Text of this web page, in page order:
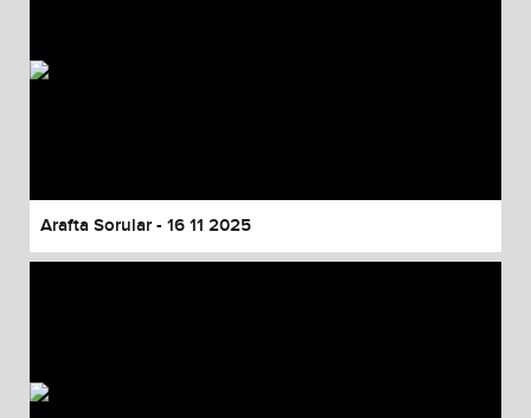
Arafta Sorular - 16 11 2025